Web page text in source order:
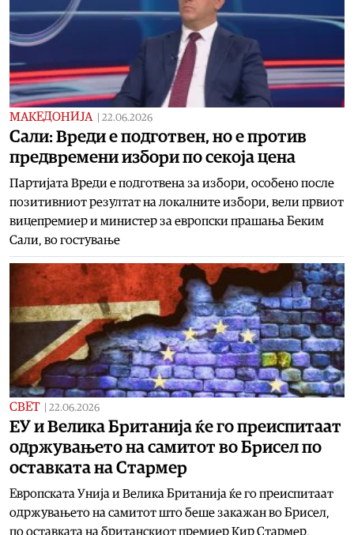
МАКЕДОНИЈА 22.06.2026
Сали: Вреди е подготвен, но е против
предвремени избори по секоја цена
Партијата Вреди е подготвена за избори, особено после
позитивниот резултат на локалните избори, вели првиот
вицепремиер и министер за европски прашања Беким
Сали, во гостување
СВЕТ 22.06.2026
ЕУ и Велика Британија ќе го преиспитаат
одржувањето на самитот во Брисел по
оставката на Стармер
Европската Унија и Велика Британија ќе го преиспитаат
одржувањето на самитот што беше закажан во Брисел,
по оставката на британскиот премиер Кир Стармер,